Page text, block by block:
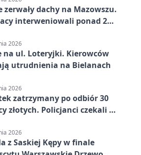
zerwały dachy na Mazowszu.
interweniowali ponad 250
2026
na ul. Loteryjki. Kierowców
utrudnienia na Bielanach
2026
zatrzymany po odbiór 30
złotych. Policjanci czekali w
2026
z Saskiej Kępy w finale